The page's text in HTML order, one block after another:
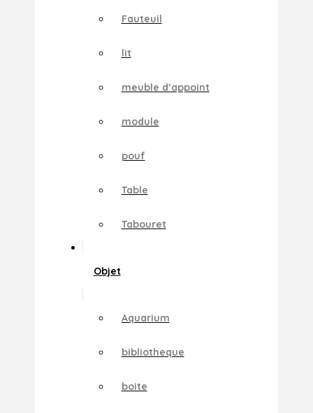
Fauteuil
lit
meuble d’appoint
module
pouf
Table
Tabouret
Objet
Aquarium
bibliotheque
boite